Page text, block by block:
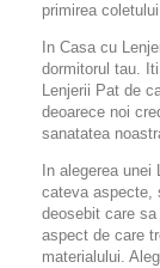
primirea
In Casa cu
dormitorul tau.
Lenjerii Pat de
deoarece noi
sanatatea
In alegerea
cateva aspecte,
deosebit care
aspect de care
materialului.